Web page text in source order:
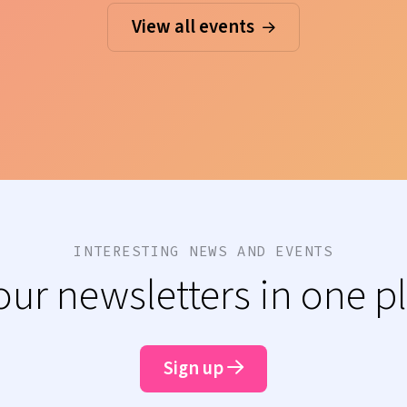
View all events
INTERESTING NEWS AND EVENTS
newsletters in one
Sign up